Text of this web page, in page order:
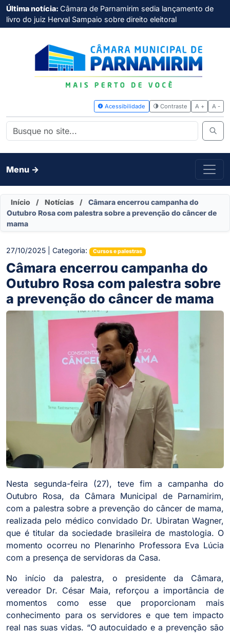
Última notícia: Câmara de Parnamirim sedia lançamento de
livro do juiz Herval Sampaio sobre direito eleitoral
Menu ->
Início / Notícias /
Câmara encerrou campanha do
Outubro Rosa com palestra sobre a prevenção do câncer de
mama
27/10/2025 | Categoria: Cursos e palestras
Câmara encerrou campanha do
Outubro Rosa com palestra sobre
a prevenção do câncer de mama
Nesta segunda-feira (27), teve fim a campanha do
Outubro Rosa, da Câmara Municipal de Parnamirim,
com a palestra sobre a prevenção do câncer de mama,
realizada pelo médico convidado Dr. Ubiratan Wagner,
que é titular da sociedade brasileira de mastologia. O
momento ocorreu no Plenarinho Professora Eva Lúcia
com a presença de servidoras da Casa.
No início da palestra, o presidente da Câmara,
vereador Dr. César Maia, reforçou a importância de
momentos como esse que proporcionam mais
conhecimento para os servidores e que tem impacto
real nas suas vidas. “O autocuidado e a prevenção são